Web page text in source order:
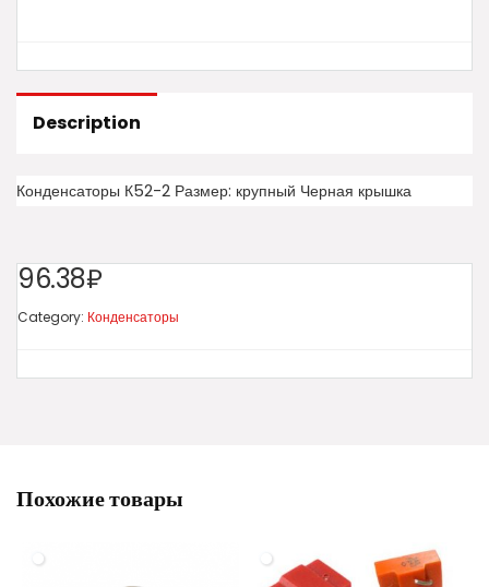
Description
Конденсаторы К52-2 Размер: крупный Черная крышка
96.38₽
Category: Конденсаторы
Похожие товары